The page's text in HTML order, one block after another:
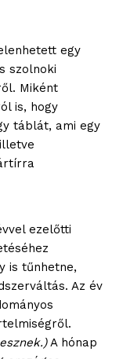
egy
szolnoki
Miként
is, hogy
táblát, ami egy
ezelőtti
is tűnhetne,
Az év
A hónap